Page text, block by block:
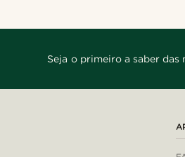
Seja o primeiro a saber